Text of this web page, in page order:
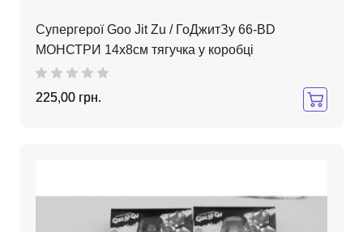
Супергерої Goo Jit Zu / ГоДжитЗу 66-BD
МОНСТРИ 14х8см тягучка у коробці
225,00 грн.